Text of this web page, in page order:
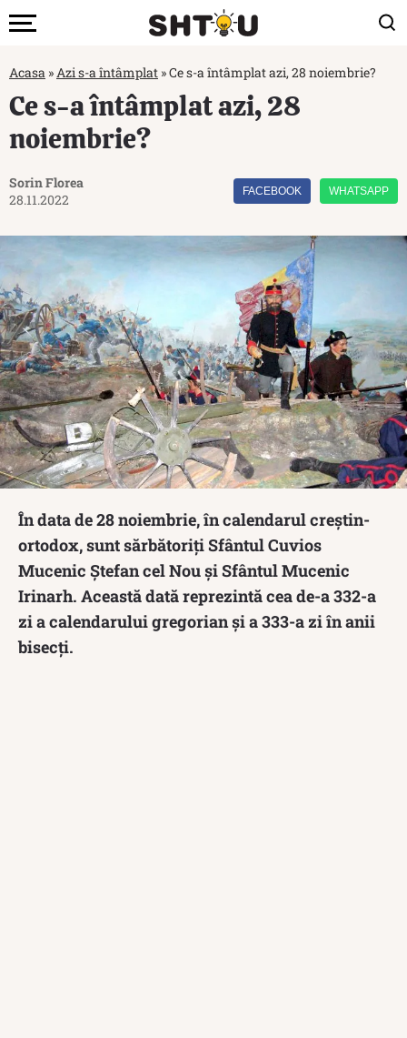
Acasa »Azi s-a întâmplat »Ce s-a întâmplat azi, 28 noiembrie?
Ce s-a întâmplat azi, 28
noiembrie?
Sorin Florea
28.11.2022
FACEBOOK WHATSAPP
În data de 28 noiembrie, în calendarul creștin-
ortodox, sunt sărbătoriți Sfântul Cuvios
Mucenic Ștefan cel Nou și Sfântul Mucenic
Irinarh. Această dată reprezintă cea de-a 332-a
zi a calendarului gregorian și a 333-a zi în anii
bisecți.